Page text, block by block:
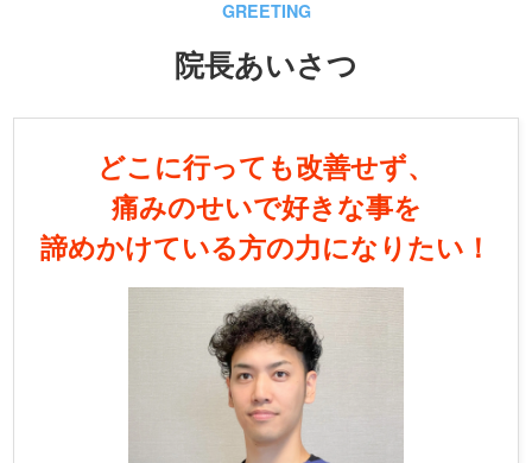
GREETING
院長あいさつ
どこに行っても改善せず、
痛みのせいで好きな事を
諦めかけている方の力になりたい！